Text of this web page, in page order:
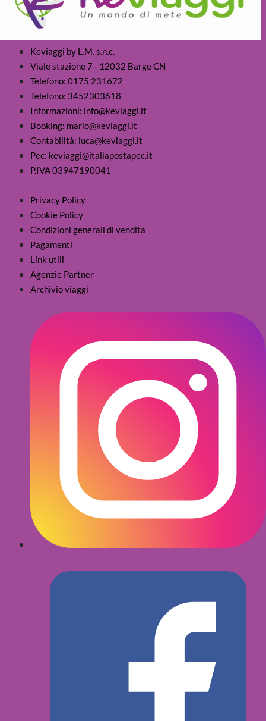
Keviaggi by L.M. s.n.c.
Viale stazione 7 - 12032 Barge CN
Telefono: 0175 231672
Telefono: 3452303618
Informazioni: info@keviaggi.it
Booking: mario@keviaggi.it
Contabilità: luca@keviaggi.it
Pec: keviaggi@italiapostapec.it
P.IVA 03947190041
Privacy Policy
Cookie Policy
Condizioni generali di vendita
Pagamenti
Link utili
Agenzie Partner
Archivio viaggi